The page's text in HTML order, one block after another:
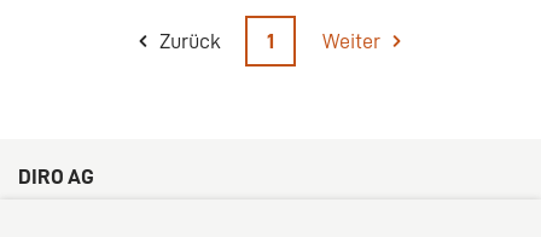
Zurück 1 Weiter
DIRO AG